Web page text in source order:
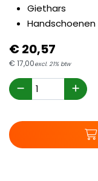
Giethars
Handschoenen
€20,57
€ 17,00excl. 21% btw